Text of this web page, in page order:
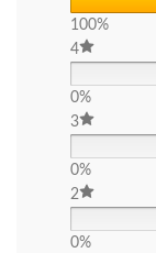
100%
4
0%
3
0%
2
0%